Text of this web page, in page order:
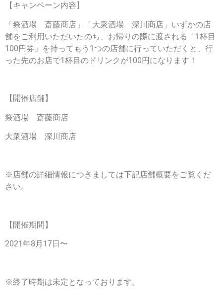
【キャンペーン内容】
「祭酒場 斎藤商店」「大衆酒場 深川商店」いずかの店
舗をご利用いただいたのち、お帰りの際に渡される「1杯目
100円券」を持ってもう1つの店舗に行っていただくと、行
った先のお店で1杯目のドリンクが100円になります！
【開催店舗】
祭酒場 斎藤商店
大衆酒場 深川商店
※店舗の詳細情報につきましては下記店舗概要をご覧くだ
さい。
【開催期間】
2021年8月17日〜
※終了時期は未定となっております。